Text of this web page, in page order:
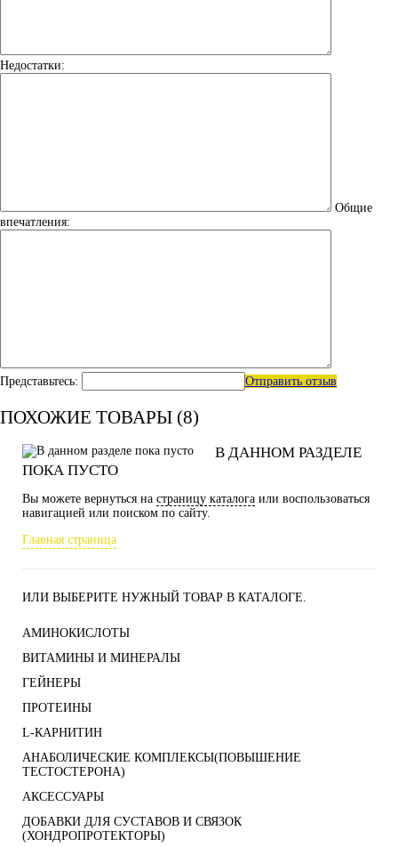
Недостатки:
Общие
впечатления:
Представьтесь: Отправить отзыв
ПОХОЖИЕ ТОВАРЫ (8)
В ДАННОМ РАЗДЕЛЕ
ПОКА ПУСТО
Вы можете вернуться на страницу каталога или воспользоваться
навигацией или поиском по сайту.
Главная страница
ИЛИ ВЫБЕРИТЕ НУЖНЫЙ ТОВАР В КАТАЛОГЕ.
АМИНОКИСЛОТЫ
ВИТАМИНЫ И МИНЕРАЛЫ
ГЕЙНЕРЫ
ПРОТЕИНЫ
L-КАРНИТИН
АНАБОЛИЧЕСКИЕ КОМПЛЕКСЫ(ПОВЫШЕНИЕ
ТЕСТОСТЕРОНА)
АКСЕССУАРЫ
ДОБАВКИ ДЛЯ СУСТАВОВ И СВЯЗОК
(ХОНДРОПРОТЕКТОРЫ)